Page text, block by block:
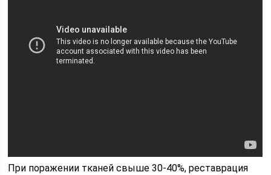
При поражении тканей свыше 30-40%, реставрация